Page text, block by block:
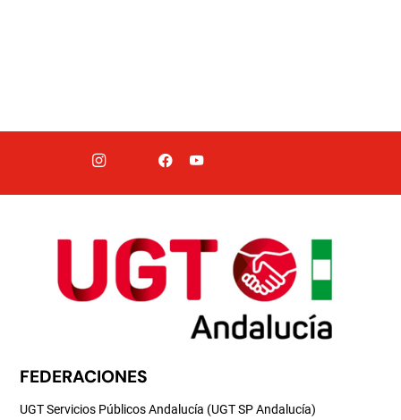
FEDERACIONES
UGT Servicios Públicos Andalucía (UGT SP Andalucía)